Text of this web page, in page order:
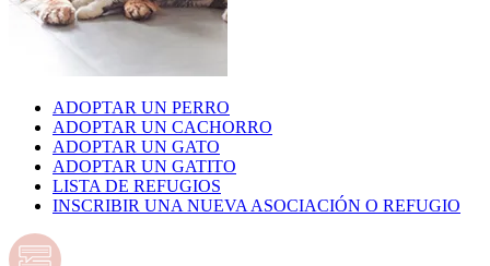
ADOPTAR UN PERRO
ADOPTAR UN CACHORRO
ADOPTAR UN GATO
ADOPTAR UN GATITO
LISTA DE REFUGIOS
INSCRIBIR UNA NUEVA ASOCIACIÓN O REFUGIO